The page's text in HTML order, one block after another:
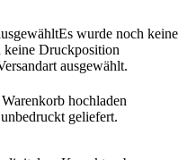
Es wurde noch keine
keine Druckposition
ausgewählt.
hochladen
geliefert.